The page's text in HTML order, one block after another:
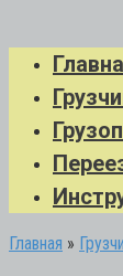
Главная »